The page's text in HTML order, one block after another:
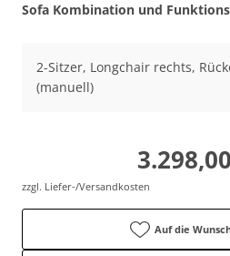
Sofa Kombination und
2-Sitzer, Longchair rechts,
(manuell)
zzgl. Liefer-/Versandkosten
Auf die